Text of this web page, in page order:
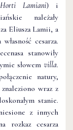
Horti Lamiani) i
należały
Eliusza Lamii, a
cesarza.
stanowiły
słowem villa.
natury,
wraz z
stanie.
z innych
rozkaz cesarza